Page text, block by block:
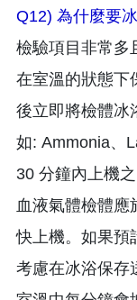
Q12) 為什麼要
檢驗項目非常多
在室溫的狀態下
後立即將檢體冰
如: Ammonia、
30 分鐘內上機
血液氣體檢體應
快上機。如果預
考慮在冰浴保存